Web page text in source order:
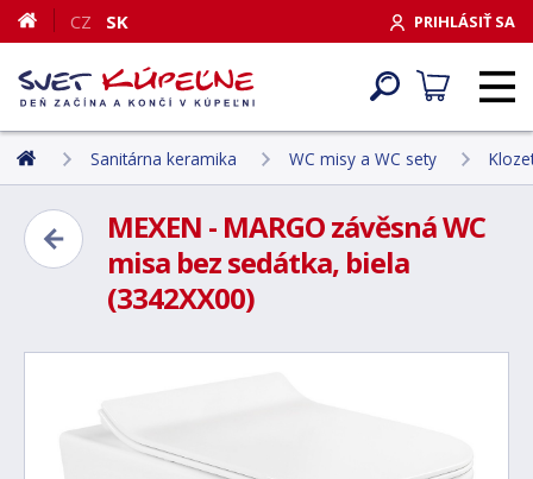
PRIHLÁSIŤ SA
CZ SK
Sanitárna keramika WC misy a WC sety
MEXEN - MARGO závěsná WC
misa bez sedátka, biela
(3342XX00)